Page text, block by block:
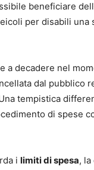
beneficiare
per disabili una
a decadere nel
dal pubblico
tempistica
di spese
i limiti di spesa,